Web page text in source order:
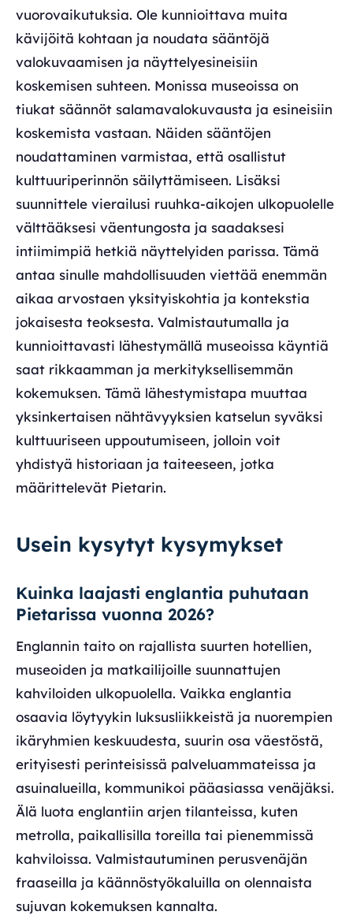
vuorovaikutuksia. Ole kunnioittava muita
kävijöitä kohtaan ja noudata sääntöjä
valokuvaamisen ja näyttelyesineisiin
koskemisen suhteen. Monissa museoissa on
tiukat säännöt salamavalokuvausta ja esineisiin
koskemista vastaan. Näiden sääntöjen
noudattaminen varmistaa, että osallistut
kulttuuriperinnön säilyttämiseen. Lisäksi
suunnittele vierailusi ruuhka-aikojen ulkopuolelle
välttääksesi väentungosta ja saadaksesi
intiimimpiä hetkiä näyttelyiden parissa. Tämä
antaa sinulle mahdollisuuden viettää enemmän
aikaa arvostaen yksityiskohtia ja kontekstia
jokaisesta teoksesta. Valmistautumalla ja
kunnioittavasti lähestymällä museoissa käyntiä
saat rikkaamman ja merkityksellisemmän
kokemuksen. Tämä lähestymistapa muuttaa
yksinkertaisen nähtävyyksien katselun syväksi
kulttuuriseen uppoutumiseen, jolloin voit
yhdistyä historiaan ja taiteeseen, jotka
määrittelevät Pietarin.
Usein kysytyt kysymykset
Kuinka laajasti englantia puhutaan
Pietarissa vuonna 2026?
Englannin taito on rajallista suurten hotellien,
museoiden ja matkailijoille suunnattujen
kahviloiden ulkopuolella. Vaikka englantia
osaavia löytyykin luksusliikkeistä ja nuorempien
ikäryhmien keskuudesta, suurin osa väestöstä,
erityisesti perinteisissä palveluammateissa ja
asuinalueilla, kommunikoi pääasiassa venäjäksi.
Älä luota englantiin arjen tilanteissa, kuten
metrolla, paikallisilla toreilla tai pienemmissä
kahviloissa. Valmistautuminen perusvenäjän
fraaseilla ja käännöstyökaluilla on olennaista
sujuvan kokemuksen kannalta.